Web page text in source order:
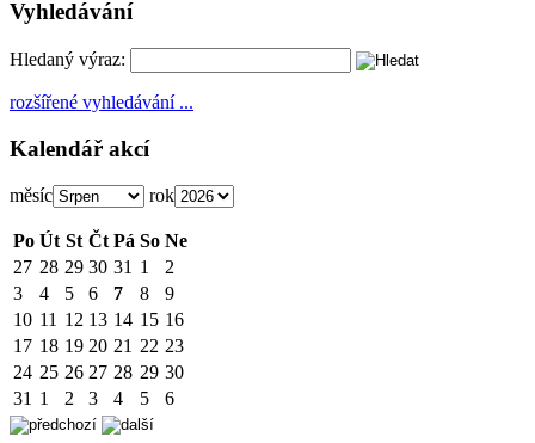
Vyhledávání
Hledaný výraz:
rozšířené vyhledávání ...
Kalendář akcí
měsíc rok
Po Út St Čt Pá So Ne
27 28 29 30 31 1
2
3
4 5 6 7 8
9
10 11 12 13 14 15 16
17 18 19 20 21 22 23
24 25 26 27 28 29 30
31 1 2 3 4 5 6